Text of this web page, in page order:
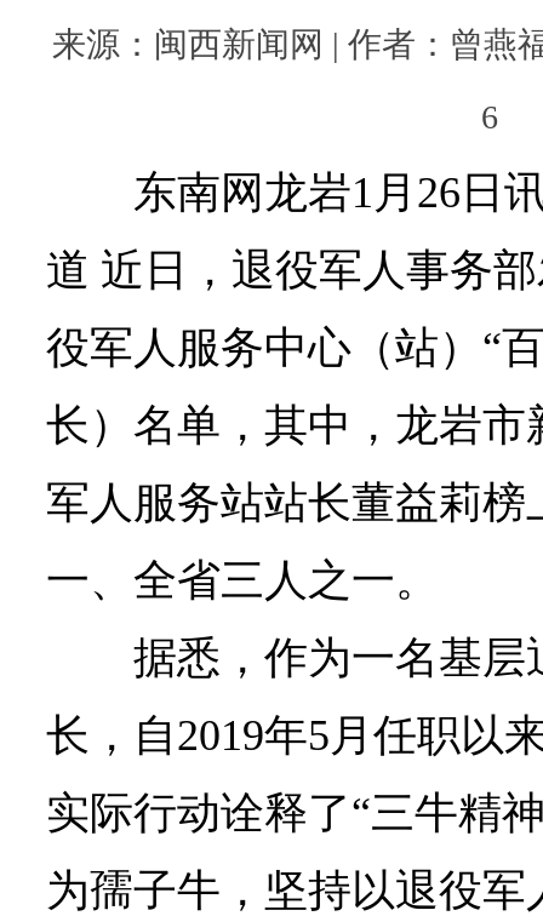
来源：闽西新闻网 | 作者：曾燕
6
东南网龙岩1月26日
道 近日，退役军人事务
役军人服务中心（站）“
长）名单，其中，龙岩
军人服务站站长董益莉
一、全省三人之一。
据悉，作为一名基
长，自2019年5月任职以
实际行动诠释了“三牛精
为孺子牛，坚持以退役